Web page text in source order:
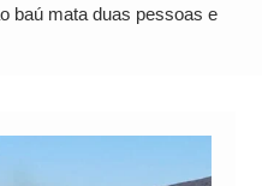
“Esquisito” após
de R$ 80 Milhões
baú mata duas pessoas e